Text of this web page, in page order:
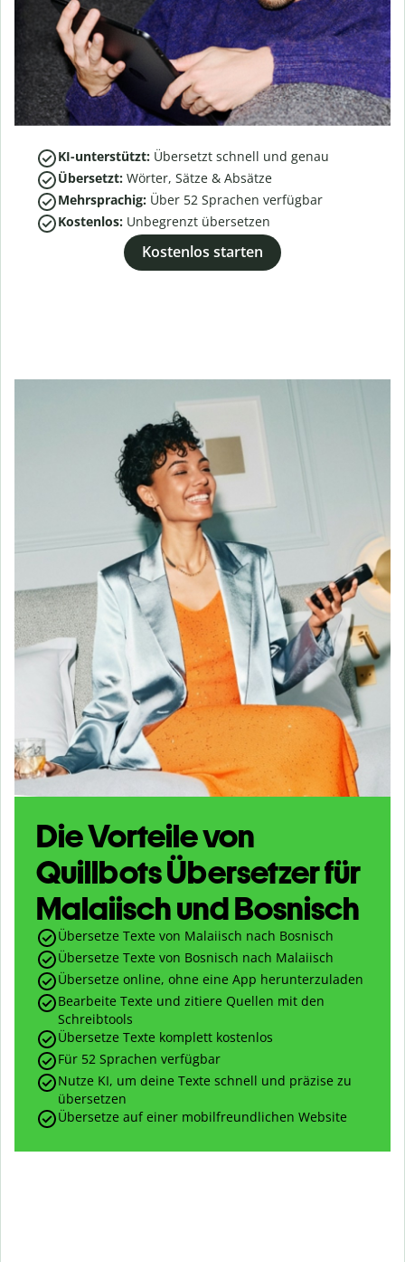
KI-unterstützt: Übersetzt schnell und genau
Übersetzt: Wörter, Sätze & Absätze
Mehrsprachig: Über 52 Sprachen verfügbar
Kostenlos: Unbegrenzt übersetzen
Kostenlos starten
Die Vorteile von
Quillbots Übersetzer für
Malaiisch und Bosnisch
Übersetze Texte von Malaiisch nach Bosnisch
Übersetze Texte von Bosnisch nach Malaiisch
Übersetze online, ohne eine App herunterzuladen
Bearbeite Texte und zitiere Quellen mit den
Schreibtools
Übersetze Texte komplett kostenlos
Für 52 Sprachen verfügbar
Nutze KI, um deine Texte schnell und präzise zu
übersetzen
Übersetze auf einer mobilfreundlichen Website